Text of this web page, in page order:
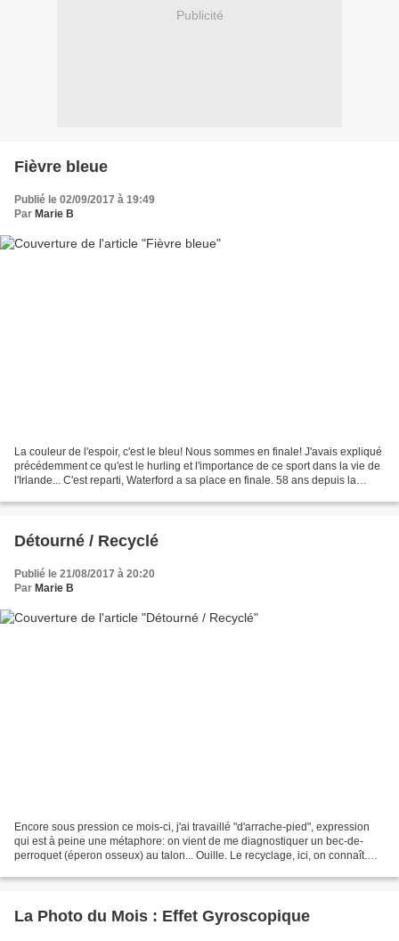
Publicité
Fièvre bleue
Publié le 02/09/2017 à 19:49
Par Marie B
La couleur de l'espoir, c'est le bleu! Nous sommes en finale! J'avais expliqué
précédemment ce qu'est le hurling et l'importance de ce sport dans la vie de
l'Irlande... C'est reparti, Waterford a sa place en finale. 58 ans depuis la
Détourné / Recyclé
Publié le 21/08/2017 à 20:20
Par Marie B
Encore sous pression ce mois-ci, j'ai travaillé "d'arrache-pied", expression
qui est à peine une métaphore: on vient de me diagnostiquer un bec-de-
perroquet (éperon osseux) au talon... Ouille. Le recyclage, ici, on connaît.
La Photo du Mois : Effet Gyroscopique